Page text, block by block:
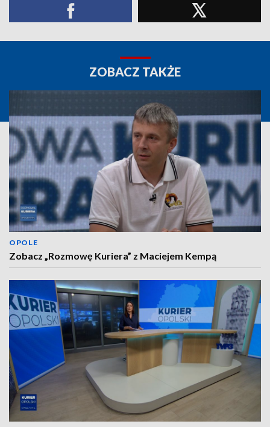
ZOBACZ TAKŻE
OPOLE
Zobacz „Rozmowę Kuriera” z Maciejem Kempą